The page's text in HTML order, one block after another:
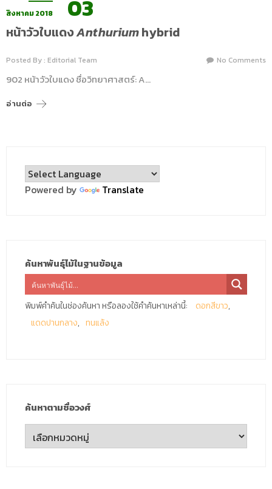
สิงหาคม 2018 03
หน้าวัวใบแดงAnthuriumhybrid
Posted By : Editorial Team No Comments
902 หน้าวัวใบแดง ชื่อวิทยาศาสตร์: A…
อ่านต่อ
Powered by Translate
ค้นหาพันธุ์ไม้ในฐานข้อมูล
พิมพ์คำค้นในช่องค้นหา หรือลองใช้คำค้นหาเหล่านี้:
ดอกสีขาว
แดดปานกลาง
ทนแล้ง
ค้นหาตามชื่อวงศ์
ค้นหา
ตาม